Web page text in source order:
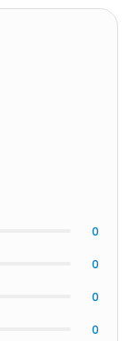
0
0
0
0